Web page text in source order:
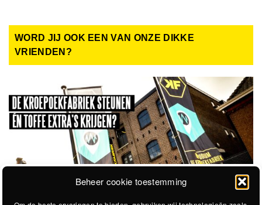
Beheer cookie toestemming
WORD JIJ OOK EEN VAN ONZE DIKKE
VRIENDEN?